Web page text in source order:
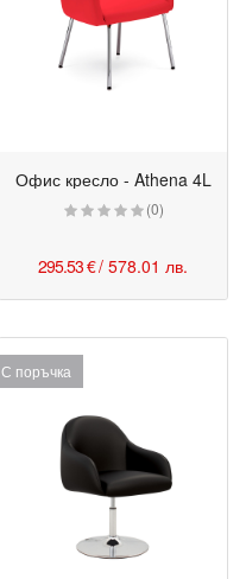
Офис кресло - Athena 4L
(0)
295.53 €/ 578.01 лв.
С поръчка